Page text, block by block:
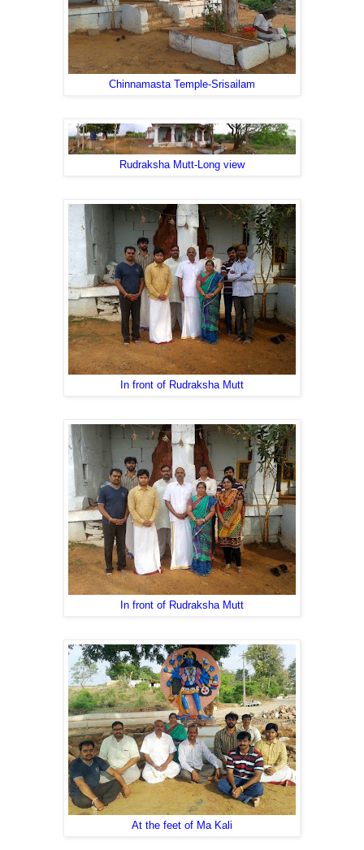
Chinnamasta Temple-Srisailam
Rudraksha Mutt-Long view
In front of Rudraksha Mutt
In front of Rudraksha Mutt
At the feet of Ma Kali